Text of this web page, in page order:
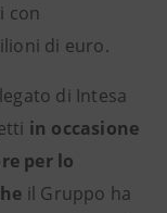
con
di euro.
di Intesa
in occasione
per lo
il Gruppo ha